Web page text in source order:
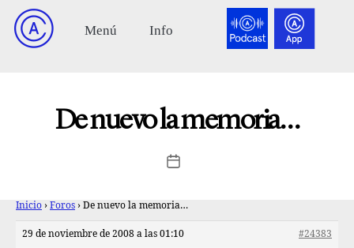
De nuevo la memoria…
Inicio › Foros › De nuevo la memoria…
29 de noviembre de 2008 a las 01:10
#24383